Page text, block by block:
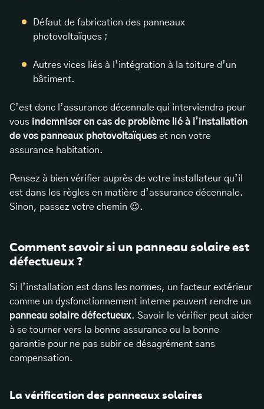
Défaut de fabrication des panneaux
photovoltaïques ;
Autres vices liés à l’intégration à la toiture d’un
bâtiment.
C’est donc l’assurance décennale qui interviendra pour
vous indemniser en cas de problème lié à l’installation
de vos panneaux photovoltaïques et non votre
assurance habitation.
Pensez à bien vérifier auprès de votre installateur qu’il
est dans les règles en matière d’assurance décennale.
Sinon, passez votre chemin 😉.
Comment savoir si un panneau solaire est
défectueux ?
Si l’installation est dans les normes, un facteur extérieur
comme un dysfonctionnement interne peuvent rendre un
panneau solaire défectueux. Savoir le vérifier peut aider
à se tourner vers la bonne assurance ou la bonne
garantie pour ne pas subir ce désagrément sans
compensation.
La vérification des panneaux solaires